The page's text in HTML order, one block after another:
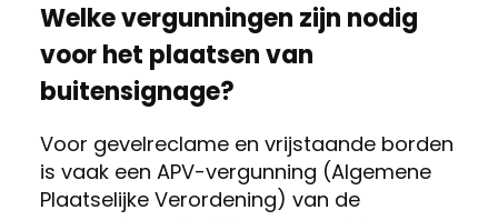
Welke vergunningen zijn nodig
voor het plaatsen van
buitensignage?
Voor gevelreclame en vrijstaande borden
is vaak een APV-vergunning (Algemene
Plaatselijke Verordening) van de